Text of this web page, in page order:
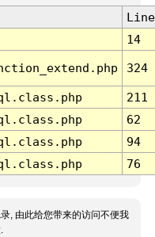
Line
14
324
211
62
94
76
, 由此给您带来的访问不便我